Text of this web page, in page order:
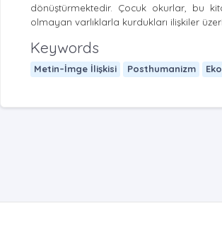
dönüştürmektedir. Çocuk okurlar, bu
olmayan varlıklarla kurdukları ilişkiler
Keywords
Metin–İmge İlişkisi Posthumanizm